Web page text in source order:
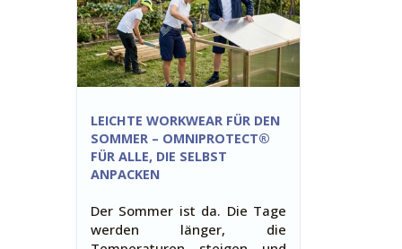
LEICHTE WORKWEAR FÜR DEN
SOMMER – OMNIPROTECT®
FÜR ALLE, DIE SELBST
ANPACKEN
Der Sommer ist da. Die Tage
werden länger, die